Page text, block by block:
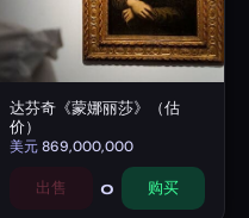
达芬奇《蒙娜丽莎》（估
价）
美元869,000,000
出售 0 购买